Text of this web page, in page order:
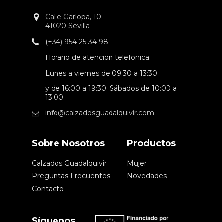
Calle Garlopa, 10
41020 Sevilla
(+34) 954 25 34 98
Horario de atención telefónica:
Lunes a viernes de 09:30 a 13:30
y de 16:00 a 19:30. Sábados de 10:00 a
13:00.
info@calzadosguadalquivir.com
Sobre Nosotros
Calzados Guadalquivir
Preguntas Frecuentes
Contacto
Productos
Mujer
Novedades